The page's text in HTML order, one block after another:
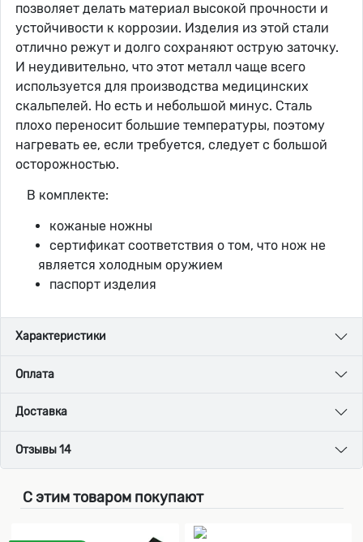
позволяет делать материал высокой прочности и
устойчивости к коррозии. Изделия из этой стали
отлично режут и долго сохраняют острую заточку.
И неудивительно, что этот металл чаще всего
используется для производства медицинских
скальпелей. Но есть и небольшой минус. Сталь
плохо переносит большие температуры, поэтому
нагревать ее, если требуется, следует с большой
осторожностью.
В комплекте:
кожаные ножны
сертификат соответствия о том, что нож не
является холодным оружием
паспорт изделия
Характеристики
Оплата
Доставка
Отзывы 14
С этим товаром покупают